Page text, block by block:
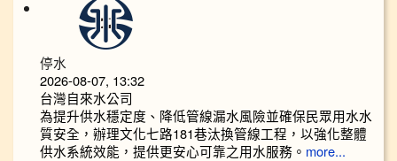
停水
2026-08-07, 13:32
台灣自來水公司
為提升供水穩定度、降低管線漏水風險並確保民眾用水水
質安全，辦理文化七路181巷汰換管線工程，以強化整體
供水系統效能，提供更安心可靠之用水服務。 more...